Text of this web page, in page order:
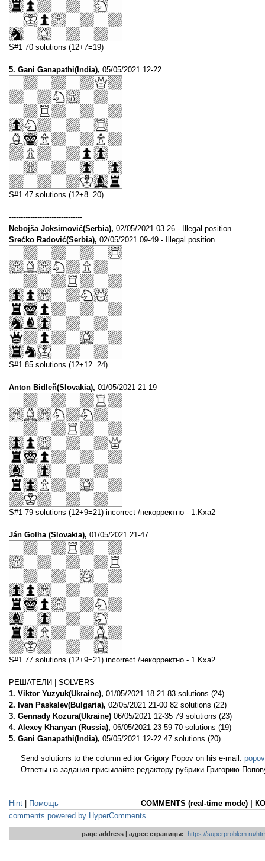
S#1 70 solutions (12+7=19)
5. Gani Ganapathi(India), 05/05/2021 12-22
S#1 47 solutions (12+8=20)
-------------------------------
Nebojša Joksimović(Serbia), 02/05/2021 03-26 - Illegal position
Srećko Radović(Serbia), 02/05/2021 09-49 - Illegal position
S#1 85 solutions (12+12=24)
Anton Bidleň(Slovakia), 01/05/2021 21-19
S#1 79 solutions (12+9=21) incorrect /некорректно - 1.Kxa2
Ján Golha (Slovakia), 01/05/2021 21-47
S#1 77 solutions (12+9=21) incorrect /некорректно - 1.Kxa2
РЕШАТЕЛИ | SOLVERS
1. Viktor Yuzyuk(Ukraine), 01/05/2021 18-21 83 solutions (24)
2. Ivan Paskalev(Bulgaria), 02/05/2021 21-00 82 solutions (22)
3. Gennady Kozura(Ukraine) 06/05/2021 12-35 79 solutions (23)
4. Alexey Khanyan (Russia), 06/05/2021 23-59 70 solutions (19)
5. Gani Ganapathi(India), 05/05/2021 12-22 47 solutions (20)
Send solutions to the column editor Grigory Popov on his e-mail:
Ответы на задания присылайте редактору рубрики Григорию
COMMENTS (real-time mode) |
Hint
Помощь
comments powered by HyperComments
page address | адрес страницы: https://superproblem.ru/